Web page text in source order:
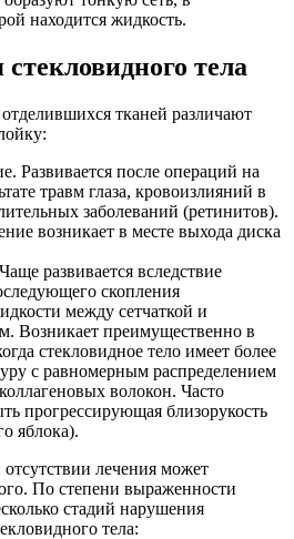
находится жидкость.
тела
тканей различают
Развивается после операций на
травм глаза, кровоизлияний в
заболеваний (ретинитов).
возникает в месте выхода диска
развивается вследствие
скопления
между сетчаткой и
Возникает преимущественно в
стекловидное тело имеет более
с равномерным распределением
волокон. Часто
прогрессирующая близорукость
яблока).
лечения может
По степени выраженности
стадий нарушения
тела: